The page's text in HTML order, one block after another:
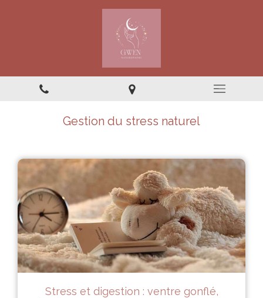
Gestion du stress naturel
Stress et digestion : ventre gonflé,